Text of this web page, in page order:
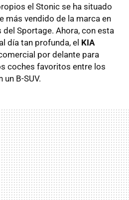
el Stonic se ha situado
más vendido de la marca en
Sportage. Ahora, con esta
día tan profunda, el KIA
por delante para
coches favoritos entre los
B-SUV.